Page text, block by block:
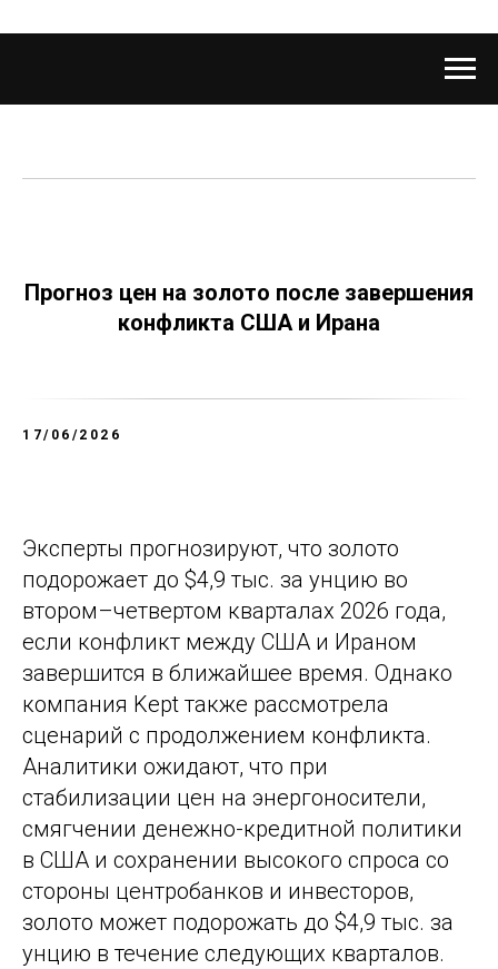
Прогноз цен на золото после завершения
конфликта США и Ирана
17/06/2026
Эксперты прогнозируют, что золото
подорожает до $4,9 тыс. за унцию во
втором–четвертом кварталах 2026 года,
если конфликт между США и Ираном
завершится в ближайшее время. Однако
компания Kept также рассмотрела
сценарий с продолжением конфликта.
Аналитики ожидают, что при
стабилизации цен на энергоносители,
смягчении денежно-кредитной политики
в США и сохранении высокого спроса со
стороны центробанков и инвесторов,
золото может подорожать до $4,9 тыс. за
унцию в течение следующих кварталов.